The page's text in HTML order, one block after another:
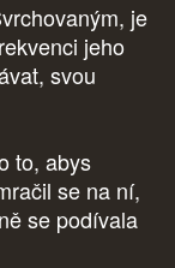
je
jeho
svou
to, abys
se na ní,
se podívala